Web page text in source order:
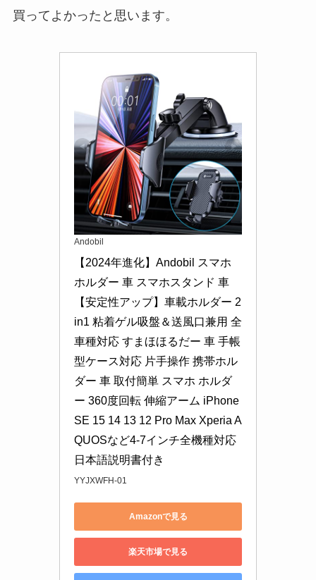
買ってよかったと思います。
Andobil
【2024年進化】Andobil スマホ
ホルダー 車 スマホスタンド 車
【安定性アップ】車載ホルダー 2
in1 粘着ゲル吸盤＆送風口兼用 全
車種対応 すまほほるだー 車 手帳
型ケース対応 片手操作 携帯ホル
ダー 車 取付簡単 スマホ ホルダ
ー 360度回転 伸縮アーム iPhone
SE 15 14 13 12 Pro Max Xperia A
QUOSなど4-7インチ全機種対応
日本語説明書付き
YYJXWFH-01
Amazonで見る
楽天市場で見る